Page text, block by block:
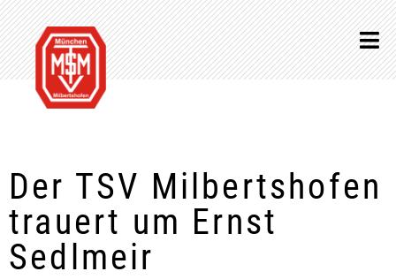
Der TSV Milbertshofen
trauert um Ernst
Sedlmeir